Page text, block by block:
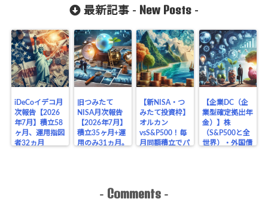
製MC-980A】
備忘録5回目
製MC-980A】
最新記事 - New Posts -
iDeCoイデコ月
次報告【2026
年7月】積立58
ヶ月、運用指図
者32ヵ月
旧つみたて
NISA月次報告
【2026年7月】
積立35ヶ月+運
用のみ31ヵ月。
【新NISA・つ
みたて投資枠】
オルカン
vsS&P500！毎
月同額積立でパ
【企業DC（企
業型確定拠出年
金）】株
（S&P500と全
世界）・外国債
- Comments -